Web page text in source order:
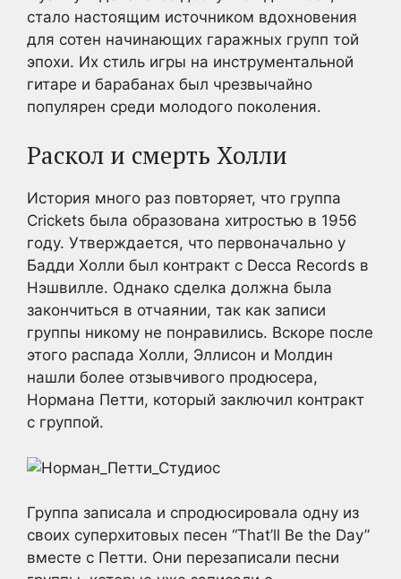
стало настоящим источником вдохновения
для сотен начинающих гаражных групп той
эпохи. Их стиль игры на инструментальной
гитаре и барабанах был чрезвычайно
популярен среди молодого поколения.
Раскол и смерть Холли
История много раз повторяет, что группа
Crickets была образована хитростью в 1956
году. Утверждается, что первоначально у
Бадди Холли был контракт с Decca Records в
Нэшвилле. Однако сделка должна была
закончиться в отчаянии, так как записи
группы никому не понравились. Вскоре после
этого распада Холли, Эллисон и Молдин
нашли более отзывчивого продюсера,
Нормана Петти, который заключил контракт
с группой.
Группа записала и спродюсировала одну из
своих суперхитовых песен “That’ll Be the Day”
вместе с Петти. Они перезаписали песни